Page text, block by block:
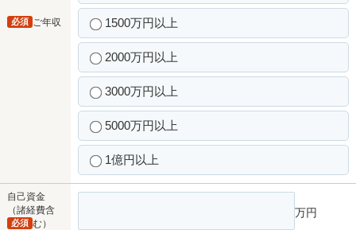
ご年収
必須 1500万円以上
2000万円以上
3000万円以上
5000万円以上
1億円以上
自己資金
（諸経費含
む）
必須
万円